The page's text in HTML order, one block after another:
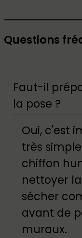
Questions
Faut-il
la pose ?
Oui, c'est
très
chiffon
nettoyer
sécher
avant de
muraux.